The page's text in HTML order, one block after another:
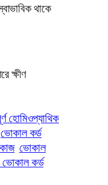
থাকে
ক্ষীণ
হোমিওপ্যাথিক
ভোকাল কর্ড
ভোকাল
ভোকাল কর্ড